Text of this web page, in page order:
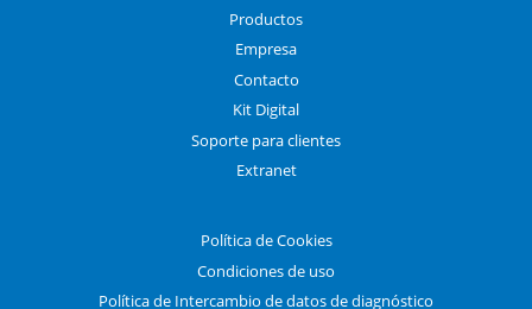
Productos
Empresa
Contacto
Kit Digital
Soporte para clientes
Extranet
Política de Cookies
Condiciones de uso
Política de Intercambio de datos de diagnóstico